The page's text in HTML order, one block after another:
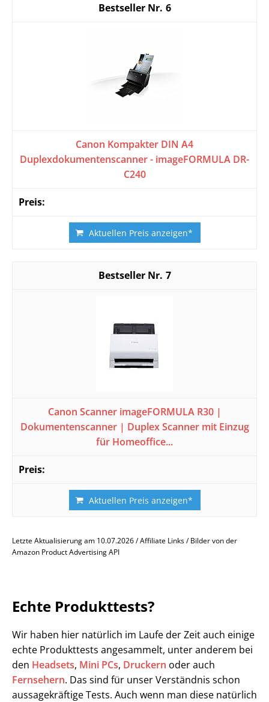
6
Canon Kompakter DIN A4
Duplexdokumentenscanner - imageFORMULA DR-
C240
Aktuellen Preis anzeigen*
7
Canon Scanner imageFORMULA R30 |
Dokumentenscanner | Duplex Scanner mit Einzug
für Homeoffice...
Aktuellen Preis anzeigen*
Letzte Aktualisierung am 10.07.2026 / Affiliate Links / Bilder von der
Amazon Product Advertising API
Echte Produkttests?
Wir haben hier natürlich im Laufe der Zeit auch einige
echte Produkttests angesammelt, unter anderem bei
den Headsets, Mini PCs, Druckern oder auch
Fernsehern. Das sind für unser Verständnis schon
aussagekräftige Tests. Auch wenn man diese natürlich